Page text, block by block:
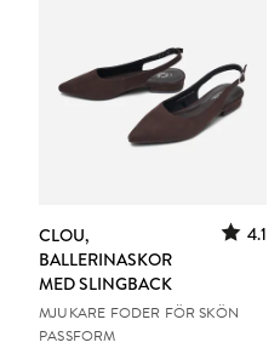
CLOU,
BALLERINASKOR
MED SLINGBACK
4.1
MJUKARE FODER FÖR SKÖN
PASSFORM